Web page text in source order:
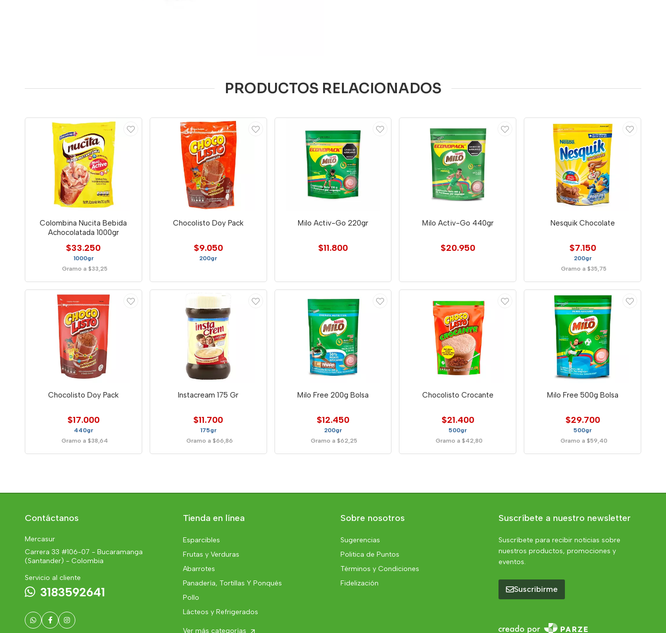
PRODUCTOS RELACIONADOS
Colombina Nucita Bebida
Achocolatada 1000gr
$33.250
1000gr
Gramo a $33,25
Chocolisto Doy Pack
$9.050
200gr
Milo Activ-Go 220gr
$11.800
Milo Activ-Go 440gr
$20.950
Nesquik Chocolate
$7.150
200gr
Gramo a $35,75
Chocolisto Doy Pack
$17.000
440gr
Gramo a $38,64
Instacream 175 Gr
$11.700
175gr
Gramo a $66,86
Milo Free 200g Bolsa
$12.450
200gr
Gramo a $62,25
Chocolisto Crocante
$21.400
500gr
Gramo a $42,80
Milo Free 500g Bolsa
$29.700
500gr
Gramo a $59,40
Contáctanos
Mercasur
Carrera 33 #106-07 - Bucaramanga
(Santander) - Colombia
Servicio al cliente
3183592641
Tienda en línea
Esparcibles
Frutas y Verduras
Abarrotes
Panadería, Tortillas Y Ponqués
Pollo
Lácteos y Refrigerados
Ver más categorías
Sobre nosotros
Sugerencias
Politica de Puntos
Términos y Condiciones
Fidelización
Suscríbete a nuestro newsletter
Suscríbete para recibir noticias sobre
nuestros productos, promociones y
eventos.
Suscribirme